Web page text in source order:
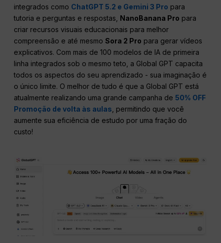
integrados como ChatGPT 5.2 e Gemini 3 Pro para
tutoria e perguntas e respostas, NanoBanana Pro para
criar recursos visuais educacionais para melhor
compreensão e até mesmoSora 2 Pro para gerar vídeos
explicativos. Com mais de 100 modelos de IA de primeira
linha integrados sob o mesmo teto, a Global GPT capacita
todos os aspectos do seu aprendizado - sua imaginação é
o único limite. O melhor de tudo é que a Global GPT está
atualmente realizando uma grande campanha de50% OFF
Promoção de volta às aulas , permitindo que você
aumente sua eficiência de estudo por uma fração do
custo!